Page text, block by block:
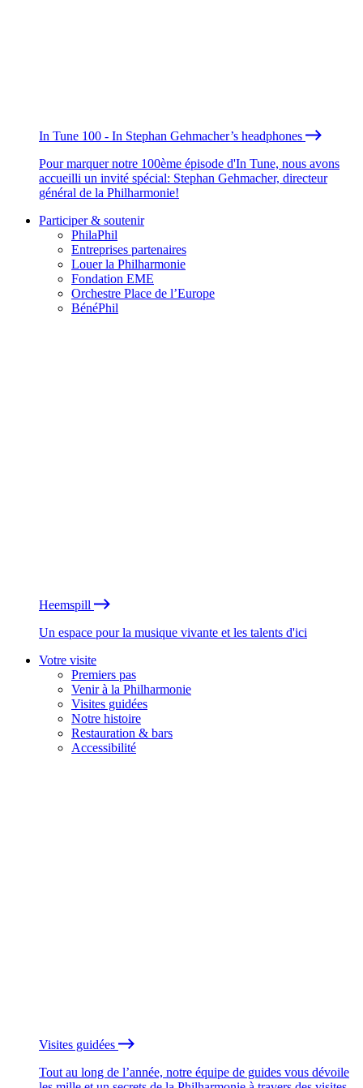
In Tune 100 - In Stephan Gehmacher’s headphones
Pour marquer notre 100ème épisode d'In Tune, nous avons
accueilli un invité spécial: Stephan Gehmacher, directeur
général de la Philharmonie!
Participer & soutenir
PhilaPhil
Entreprises partenaires
Louer la Philharmonie
Fondation EME
Orchestre Place de l’Europe
BénéPhil
Heemspill
Un espace pour la musique vivante et les talents d'ici
Votre visite
Premiers pas
Venir à la Philharmonie
Visites guidées
Notre histoire
Restauration & bars
Accessibilité
Visites guidées
Tout au long de l’année, notre équipe de guides vous dévoile